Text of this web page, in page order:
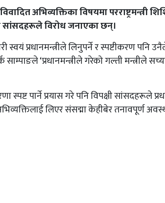
अभिव्यक्तिका विषयमा परराष्ट्रमन्त्री
सांसदहरूले विरोध जनाएका छन्।
स्वयं प्रधानमन्त्रीले लिनुपर्ने र स्पष्टीकरण पनि
‘प्रधानमन्त्रीले गरेको गल्ती मन्त्रीले
स्पष्ट पार्ने प्रयास गरे पनि विपक्षी सांसदहरूले
लिएर संसद्मा केहीबेर तनावपूर्ण